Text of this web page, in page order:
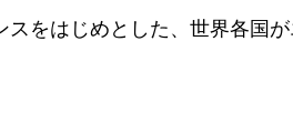
をはじめとした、世界各国